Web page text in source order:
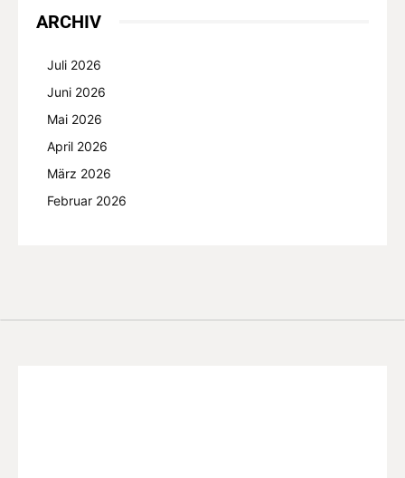
ARCHIV
Juli 2026
Juni 2026
Mai 2026
April 2026
März 2026
Februar 2026